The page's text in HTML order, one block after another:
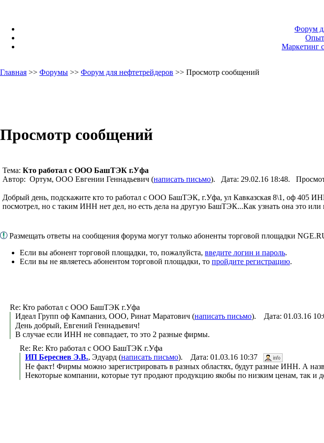
Форум
Опыт
Маркетинг
Главная >> Форумы >> Форум для нефтетрейдеров >> Просмотр сообщений
Просмотр сообщений
Тема: Кто работал с ООО БашТЭК г.Уфа
Автор: Ортум, ООО Евгении Геннадьевич (написать письмо). Дата: 29.02.16 18:48.
Добрый день, подскажите кто то работал с ООО БашТЭК, г.Уфа, ул Кавказская 8\1, оф 405
посмотрел, но с таким ИНН нет дел, но есть дела на другую БашТЭК...Как узнать она это или
Размещать ответы на сообщения форума могут только абоненты торговой площадки
Если вы абонент торговой площадки, то, пожалуйста, введите логин и пароль.
Если вы не являетесь абонентом торговой площадки, то пройдите регистрацию.
Re: Кто работал с ООО БашТЭК г.Уфа
Идеал Групп оф Кампаниз, ООО, Ринат Маратович (написать письмо). Дата: 01.03.16
День добрый, Евгений Геннадьевич!
В случае если ИНН не совпадает, то это 2 разные фирмы.
Re: Re: Кто работал с ООО БашТЭК г.Уфа
ИП Береснев Э.В., Эдуард (написать письмо). Дата: 01.03.16 10:37
Не факт! Фирмы можно зарегистрировать в разных областях, будут разные ИНН. А
Некоторые компании, которые тут продают продукцию якобы по низким ценам, так и